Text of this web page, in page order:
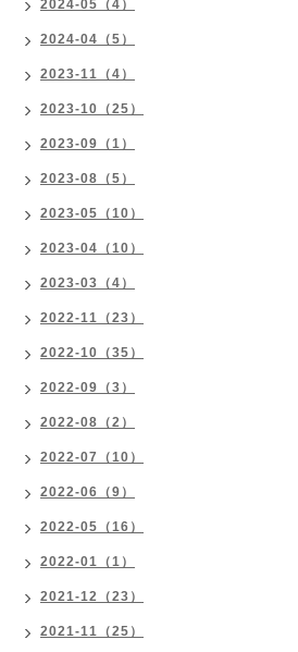
2024-05（4）
2024-04（5）
2023-11（4）
2023-10（25）
2023-09（1）
2023-08（5）
2023-05（10）
2023-04（10）
2023-03（4）
2022-11（23）
2022-10（35）
2022-09（3）
2022-08（2）
2022-07（10）
2022-06（9）
2022-05（16）
2022-01（1）
2021-12（23）
2021-11（25）